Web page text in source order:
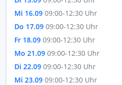
Mi 16.09 09:00-12:30 Uhr
Do 17.09 09:00-12:30 Uhr
Fr 18.09 09:00-12:30 Uhr
Mo 21.09 09:00-12:30 Uhr
Di 22.09 09:00-12:30 Uhr
Mi 23.09 09:00-12:30 Uhr